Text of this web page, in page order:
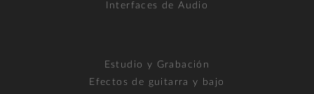
Interfaces de Audio
Estudio y Grabación
Efectos de guitarra y bajo